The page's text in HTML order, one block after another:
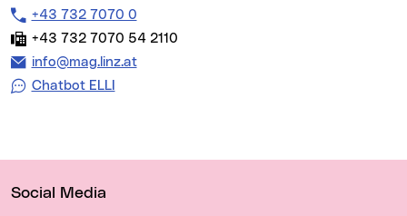
Telefon:
+43 732 7070 0
Fax:
+43 732 7070 54 2110
E-Mail Adresse:
info@mag.linz.at
Chatbot ELLI
Social Media